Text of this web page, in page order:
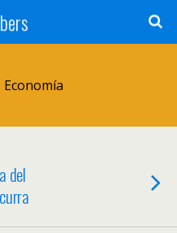
Economía
del